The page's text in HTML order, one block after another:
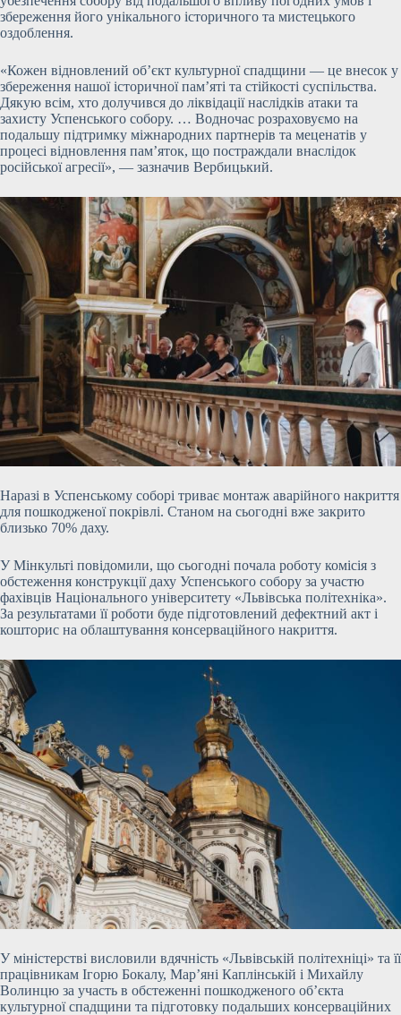
збереження його унікального історичного та мистецького
оздоблення.
«Кожен відновлений об’єкт культурної спадщини — це внесок у
збереження нашої історичної пам’яті та стійкості суспільства.
Дякую всім, хто долучився до ліквідації наслідків атаки та
захисту Успенського собору. … Водночас розраховуємо на
подальшу підтримку міжнародних партнерів та меценатів у
процесі відновлення пам’яток, що постраждали внаслідок
російської агресії», — зазначив Вербицький.
Наразі в Успенському соборі триває монтаж аварійного накриття
для пошкодженої покрівлі. Станом на сьогодні вже закрито
близько 70% даху.
У Мінкульті повідомили, що сьогодні почала роботу комісія з
обстеження конструкції даху Успенського собору за участю
фахівців Національного університету «Львівська політехніка».
За результатами її роботи буде підготовлений дефектний акт і
кошторис на облаштування консерваційного накриття.
У міністерстві висловили вдячність «Львівській політехніці» та її
працівникам Ігорю Бокалу, Мар’яні Каплінській і Михайлу
Волинцю за участь в обстеженні пошкодженого об’єкта
культурної спадщини та підготовку подальших консерваційних